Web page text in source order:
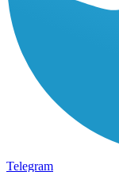
Telegram